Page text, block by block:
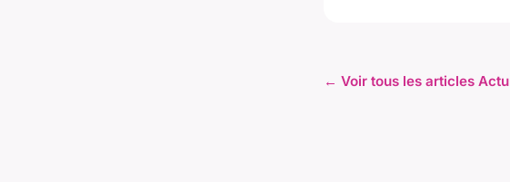
← Voir tous les articles Actu